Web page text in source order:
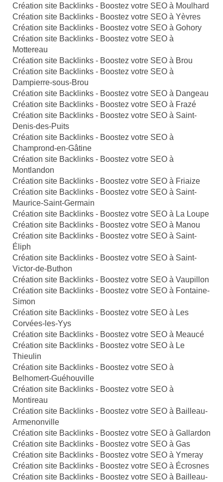
Création site Backlinks - Boostez votre SEO à Moulhard
Création site Backlinks - Boostez votre SEO à Yèvres
Création site Backlinks - Boostez votre SEO à Gohory
Création site Backlinks - Boostez votre SEO à
Mottereau
Création site Backlinks - Boostez votre SEO à Brou
Création site Backlinks - Boostez votre SEO à
Dampierre-sous-Brou
Création site Backlinks - Boostez votre SEO à Dangeau
Création site Backlinks - Boostez votre SEO à Frazé
Création site Backlinks - Boostez votre SEO à Saint-
Denis-des-Puits
Création site Backlinks - Boostez votre SEO à
Champrond-en-Gâtine
Création site Backlinks - Boostez votre SEO à
Montlandon
Création site Backlinks - Boostez votre SEO à Friaize
Création site Backlinks - Boostez votre SEO à Saint-
Maurice-Saint-Germain
Création site Backlinks - Boostez votre SEO à La Loupe
Création site Backlinks - Boostez votre SEO à Manou
Création site Backlinks - Boostez votre SEO à Saint-
Éliph
Création site Backlinks - Boostez votre SEO à Saint-
Victor-de-Buthon
Création site Backlinks - Boostez votre SEO à Vaupillon
Création site Backlinks - Boostez votre SEO à Fontaine-
Simon
Création site Backlinks - Boostez votre SEO à Les
Corvées-les-Yys
Création site Backlinks - Boostez votre SEO à Meaucé
Création site Backlinks - Boostez votre SEO à Le
Thieulin
Création site Backlinks - Boostez votre SEO à
Belhomert-Guéhouville
Création site Backlinks - Boostez votre SEO à
Montireau
Création site Backlinks - Boostez votre SEO à Bailleau-
Armenonville
Création site Backlinks - Boostez votre SEO à Gallardon
Création site Backlinks - Boostez votre SEO à Gas
Création site Backlinks - Boostez votre SEO à Ymeray
Création site Backlinks - Boostez votre SEO à Écrosnes
Création site Backlinks - Boostez votre SEO à Bailleau-